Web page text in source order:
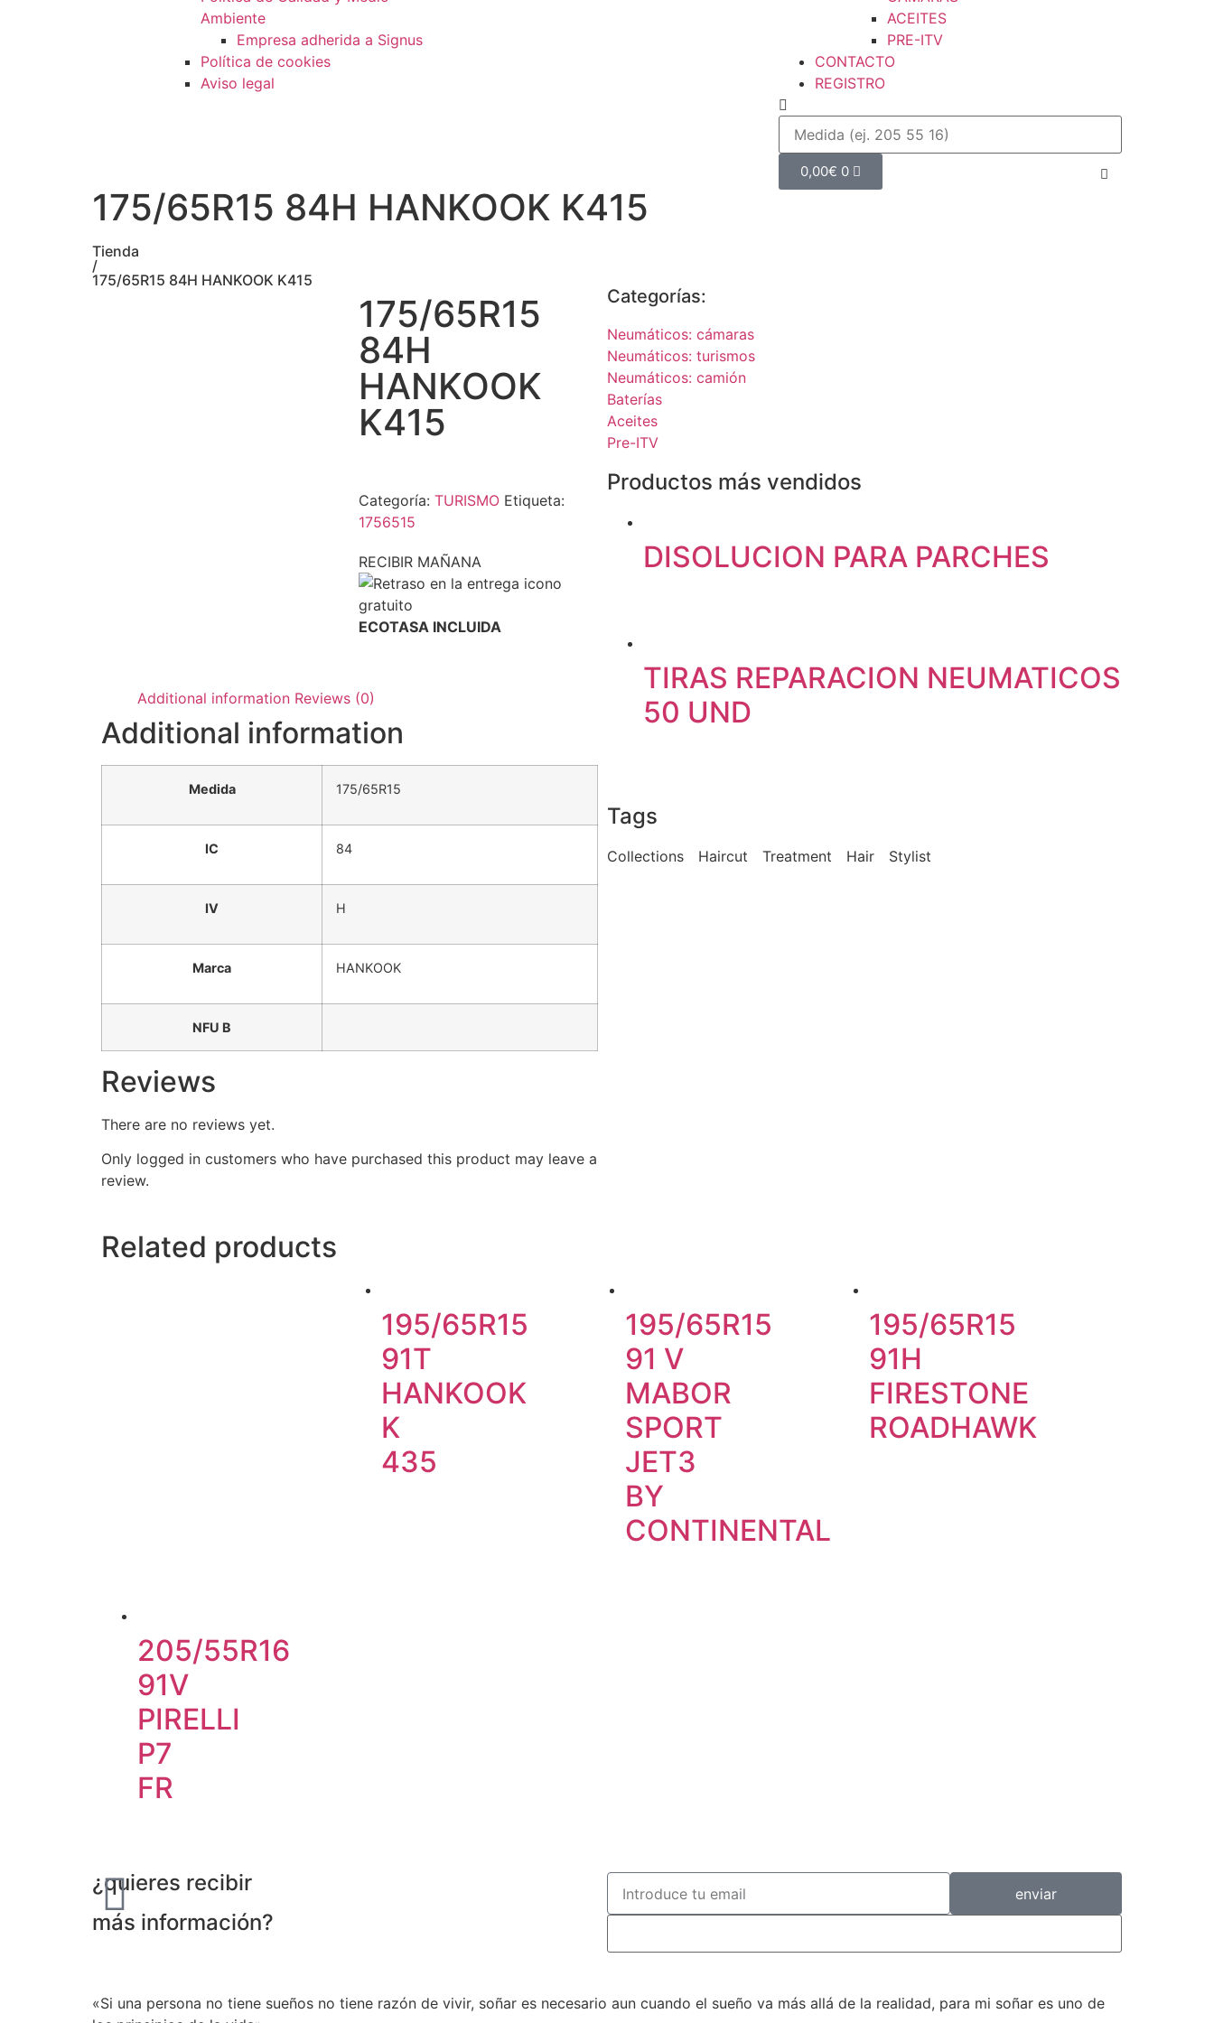
Ambiente
Empresa adherida a Signus
Política de cookies
Aviso legal
ACEITES
PRE-ITV
CONTACTO
REGISTRO
0,00€ 0
175/65R15 84H HANKOOK K415
Tienda
/
175/65R15 84H HANKOOK K415
175/65R15
84H
HANKOOK
K415
Categoría: TURISMO Etiqueta:
1756515
RECIBIR MAÑANA
ECOTASA INCLUIDA
Additional information Reviews (0)
Additional information
Medida 175/65R15
IC 84
IV H
Marca HANKOOK
NFU B
Reviews
There are no reviews yet.
Only logged in customers who have purchased this product may leave a
review.
Categorías:
Neumáticos: cámaras
Neumáticos: turismos
Neumáticos: camión
Baterías
Aceites
Pre-ITV
Productos más vendidos
DISOLUCION PARA PARCHES
TIRAS REPARACION NEUMATICOS
50 UND
Tags
Collections Haircut Treatment Hair Stylist
Related products
195/65R15
91T
HANKOOK
K
435
195/65R15
91 V
MABOR
SPORT
JET3
BY
CONTINENTAL
195/65R15
91H
FIRESTONE
ROADHAWK
205/55R16
91V
PIRELLI
P7
FR
¿quieres recibir
más información?
enviar
«Si una persona no tiene sueños no tiene razón de vivir, soñar es necesario aun cuando el sueño va más allá de la realidad, para mi soñar es uno de